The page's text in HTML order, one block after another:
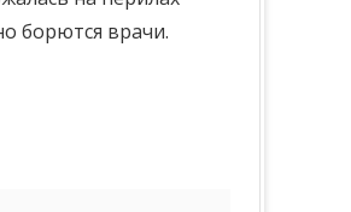
борются врачи.